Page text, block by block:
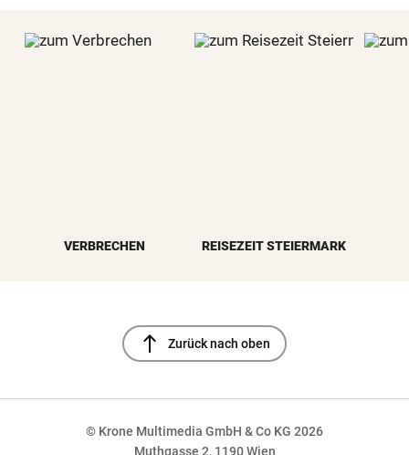
VERBRECHEN REISEZEIT STEIERMARK
north Zurück nach oben
© Krone Multimedia GmbH & Co KG 2026
Muthgasse 2, 1190 Wien